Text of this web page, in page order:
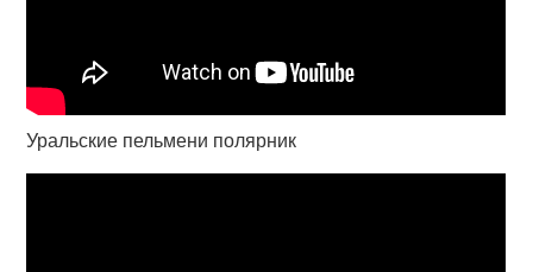
Уральские пельмени полярник